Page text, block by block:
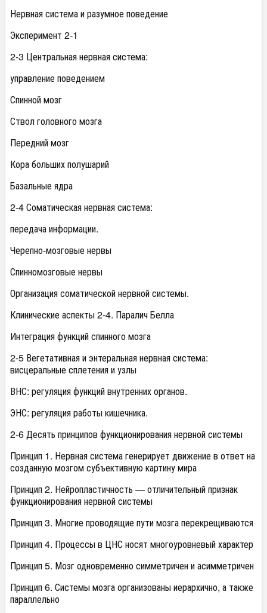
Нервная система и разумное поведение
Эксперимент 2-1
2-3 Центральная нервная система:
управление поведением
Спинной мозг
Ствол головного мозга
Передний мозг
Кора больших полушарий
Базальные ядра
2-4 Соматическая нервная система:
передача информации.
Черепно-мозговые нервы
Спинномозговые нервы
Организация соматической нервной системы.
Клинические аспекты 2-4. Паралич Белла
Интеграция функций спинного мозга
2-5 Вегетативная и энтеральная нервная система:
висцеральные сплетения и узлы
ВНС: регуляция функций внутренних органов.
ЭНС: регуляция работы кишечника.
2-6 Десять принципов функционирования нервной системы
Принцип 1. Нервная система генерирует движение в ответ на
созданную мозгом субъективную картину мира
Принцип 2. Нейропластичность — отличительный признак
функционирования нервной системы
Принцип 3. Многие проводящие пути мозга перекрещиваются
Принцип 4. Процессы в ЦНС носят многоуровневый характер
Принцип 5. Мозг одновременно симметричен и асимметричен
Принцип 6. Системы мозга организованы иерархично, а также
параллельно